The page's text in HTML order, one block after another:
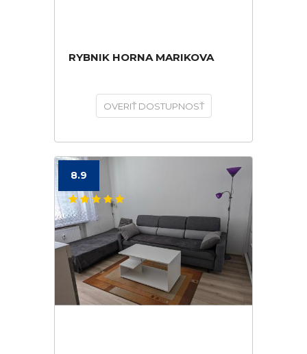
RYBNIK HORNA MARIKOVA
OVERIŤ DOSTUPNOSŤ
8.9